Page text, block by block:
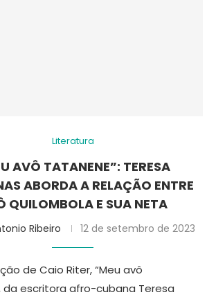
Literatura
AVÔ TATANENE”: TERESA
ABORDA A RELAÇÃO ENTRE
QUILOMBOLA E SUA NETA
Ribeiro 12 de setembro de 2023
de Caio Riter, “Meu avô
da escritora afro-cubana Teresa